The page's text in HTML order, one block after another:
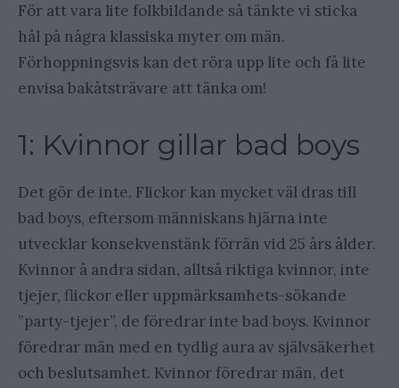
För att vara lite folkbildande så tänkte vi sticka
hål på några klassiska myter om män.
Förhoppningsvis kan det röra upp lite och få lite
envisa bakåtsträvare att tänka om!
1: Kvinnor gillar bad boys
Det gör de inte. Flickor kan mycket väl dras till
bad boys, eftersom människans hjärna inte
utvecklar konsekvenstänk förrän vid 25 års ålder.
Kvinnor å andra sidan, alltså riktiga kvinnor, inte
tjejer, flickor eller uppmärksamhets-sökande
”party-tjejer”, de föredrar inte bad boys. Kvinnor
föredrar män med en tydlig aura av självsäkerhet
och beslutsamhet. Kvinnor föredrar män, det